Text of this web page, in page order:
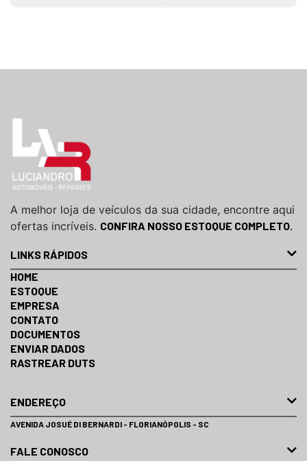
A melhor loja de veículos da sua cidade, encontre aqui
ofertas incríveis. CONFIRA NOSSO ESTOQUE COMPLETO.
LINKS RÁPIDOS
HOME
ESTOQUE
EMPRESA
CONTATO
DOCUMENTOS
ENVIAR DADOS
RASTREAR DUTS
ENDEREÇO
AVENIDA JOSUÉ DI BERNARDI - FLORIANÓPOLIS - SC
FALE CONOSCO